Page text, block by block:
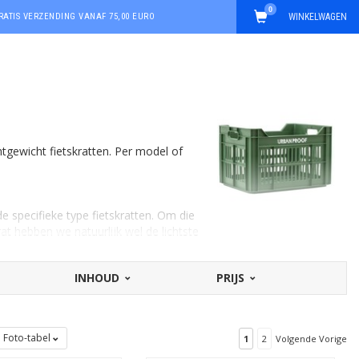
VERZENDING VANAF 75,00 EURO WINKELWAGEN
0
fietskratten. Per model of
specifieke type fietskratten. Om die
van formaat en daarmee lichter dan
INHOUD PRIJS
Foto-tabel 1 2 Volgende Vorige